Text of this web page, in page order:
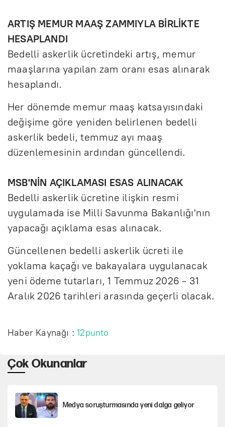
ARTIŞ MEMUR MAAŞ ZAMMIYLA BİRLİKTE
HESAPLANDI
Bedelli askerlik ücretindeki artış, memur
maaşlarına yapılan zam oranı esas alınarak
hesaplandı.
Her dönemde memur maaş katsayısındaki
değişime göre yeniden belirlenen bedelli
askerlik bedeli, temmuz ayı maaş
düzenlemesinin ardından güncellendi.
MSB'NİN AÇIKLAMASI ESAS ALINACAK
Bedelli askerlik ücretine ilişkin resmi
uygulamada ise Milli Savunma Bakanlığı'nın
yapacağı açıklama esas alınacak.
Güncellenen bedelli askerlik ücreti ile
yoklama kaçağı ve bakayalara uygulanacak
yeni ödeme tutarları, 1 Temmuz 2026 - 31
Aralık 2026 tarihleri arasında geçerli olacak.
Haber Kaynağı :12punto
Çok Okunanlar
Medya soruşturmasında yeni dalga geliyor